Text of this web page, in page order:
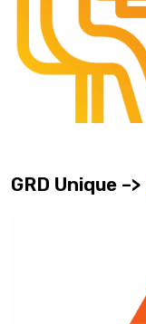
GRD Unique –>